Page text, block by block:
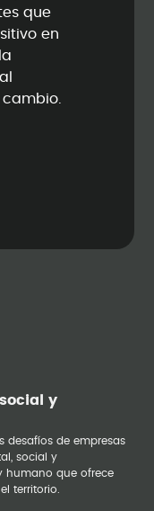
que
en
y
desafíos de empresas
social y
humano que ofrece
territorio.